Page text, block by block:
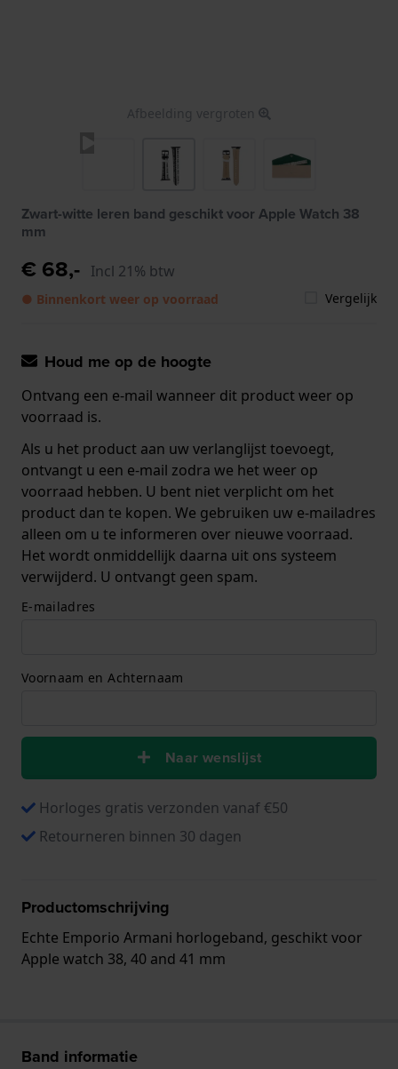
Afbeelding vergroten
Zwart-witte leren band geschikt voor Apple Watch 38
mm
€ 68,- Incl 21% btw
● Binnenkort weer op voorraad Vergelijk
Houd me op de hoogte
Ontvang een e-mail wanneer dit product weer op
voorraad is.
Als u het product aan uw verlanglijst toevoegt,
ontvangt u een e-mail zodra we het weer op
voorraad hebben. U bent niet verplicht om het
product dan te kopen. We gebruiken uw e-mailadres
alleen om u te informeren over nieuwe voorraad.
Het wordt onmiddellijk daarna uit ons systeem
verwijderd. U ontvangt geen spam.
E-mailadres
Voornaam en Achternaam
Naar wenslijst
Horloges gratis verzonden vanaf €50
Retourneren binnen 30 dagen
Productomschrijving
Echte Emporio Armani horlogeband, geschikt voor
Apple watch 38, 40 and 41 mm
Band informatie